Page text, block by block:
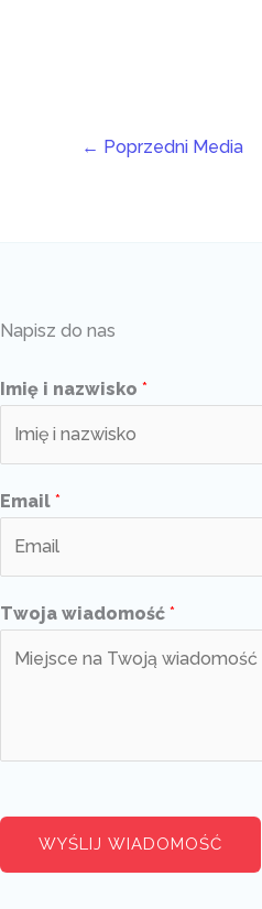
← Poprzedni Media
Napisz do nas
Imię i nazwisko *
Email *
Twoja wiadomość *
WYŚLIJ WIADOMOŚĆ